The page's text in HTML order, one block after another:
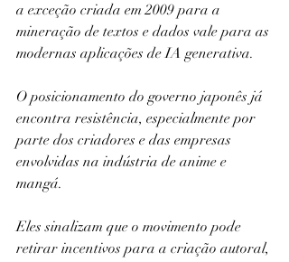
a exceção criada em 2009 para a
mineração de textos e dados vale para as
modernas aplicações de IA generativa.
O posicionamento do governo japonês já
encontra resistência, especialmente por
parte dos criadores e das empresas
envolvidas na indústria de anime e
mangá.
Eles sinalizam que o movimento pode
retirar incentivos para a criação autoral,